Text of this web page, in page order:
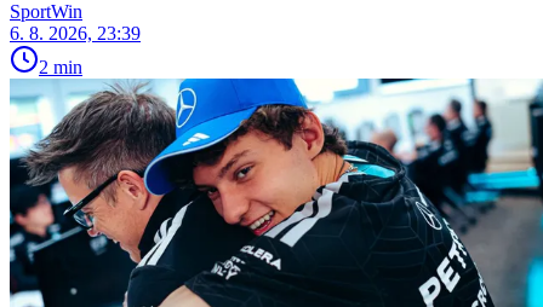
SportWin
6. 8. 2026, 23:39
2 min